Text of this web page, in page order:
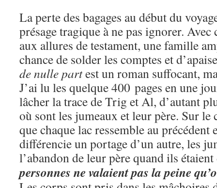
La perte des bagages au début du
présage tragique à ne pas ignorer. Avec
aux allures de testament, une famille
chance de solder les comptes et
de nulle partest un roman suffocant,
J’ai lu les quelque 400 pages en une
lâcher la trace de Trig et Al, d’autant
où sont les jumeaux et leur père. Sur
que chaque lac ressemble au précédent
différencie un portage d’un autre, les
l’abandon de leur père quand ils
personnes ne valaient pas la peine